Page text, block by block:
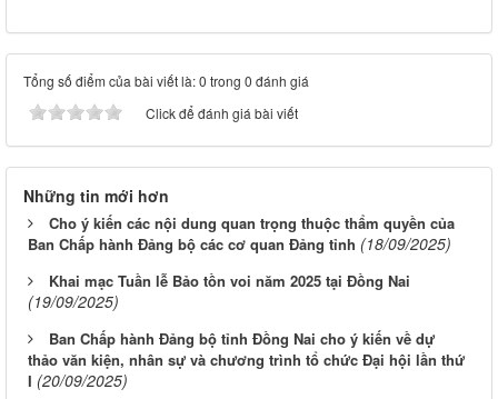
Tổng số điểm của bài viết là: 0 trong 0 đánh giá
Click để đánh giá bài viết
Những tin mới hơn
Cho ý kiến các nội dung quan trọng thuộc thẩm quyền của
Ban Chấp hành Đảng bộ các cơ quan Đảng tỉnh (18/09/2025)
Khai mạc Tuần lễ Bảo tồn voi năm 2025 tại Đồng Nai
(19/09/2025)
Ban Chấp hành Đảng bộ tỉnh Đồng Nai cho ý kiến về dự
thảo văn kiện, nhân sự và chương trình tổ chức Đại hội lần thứ
I (20/09/2025)